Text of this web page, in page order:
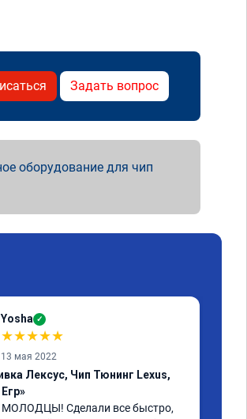
Задать вопрос
оборудование для чип
Yosha ✓
★★★★★
13 мая 2022
Лексус, Чип Тюнинг Lexus,
МОЛОДЦЫ! Сделали все быстро,